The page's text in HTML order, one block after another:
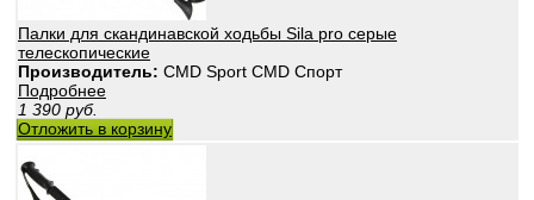
Палки для скандинавской ходьбы Sila pro серые
телескопические
Производитель: CMD Sport CMD Спорт
Подробнее
1 390 руб.
Отложить в корзину